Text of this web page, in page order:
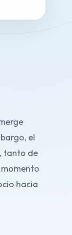
el
tanto de
hacia